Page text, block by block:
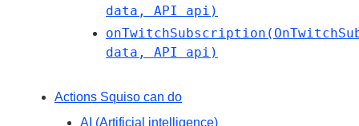
data, API api)
data, API api)
Actions Squiso can do
AI (Artificial intelligence)